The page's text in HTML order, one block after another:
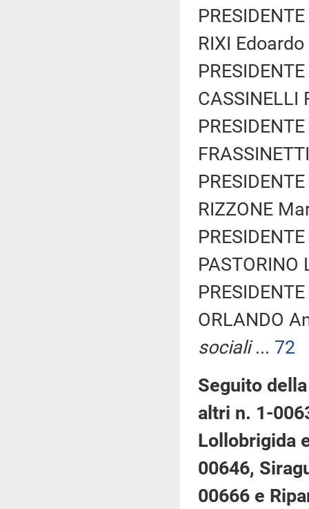
RIXI
RIZZONE
ORLANDO
sociali... 72
Seguito
altri n. 1-
Lollobrigida
00646,
00666 e